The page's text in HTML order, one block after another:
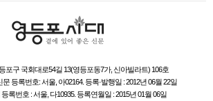
포구 국회대로54길 13(영등포동7가, 신아빌라트) 106호
등록번호: 서울, 아02164. 등록·발행일 : 2012년 06월 22일
록번호 : 서울, 다10935. 등록연월일 : 2015년 01월 06일